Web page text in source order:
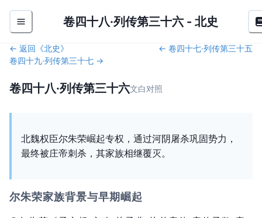
卷四十八·列传第三十六- 北史
← 返回《北史》 ← 卷四十七·列传第三十五
卷四十九·列传第三十七 →
卷四十八·列传第三十六文白对照
北魏权臣尔朱荣崛起专权，通过河阴屠杀巩固势力，
最终被庄帝刺杀，其家族相继覆灭。
尔朱荣家族背景与早期崛起